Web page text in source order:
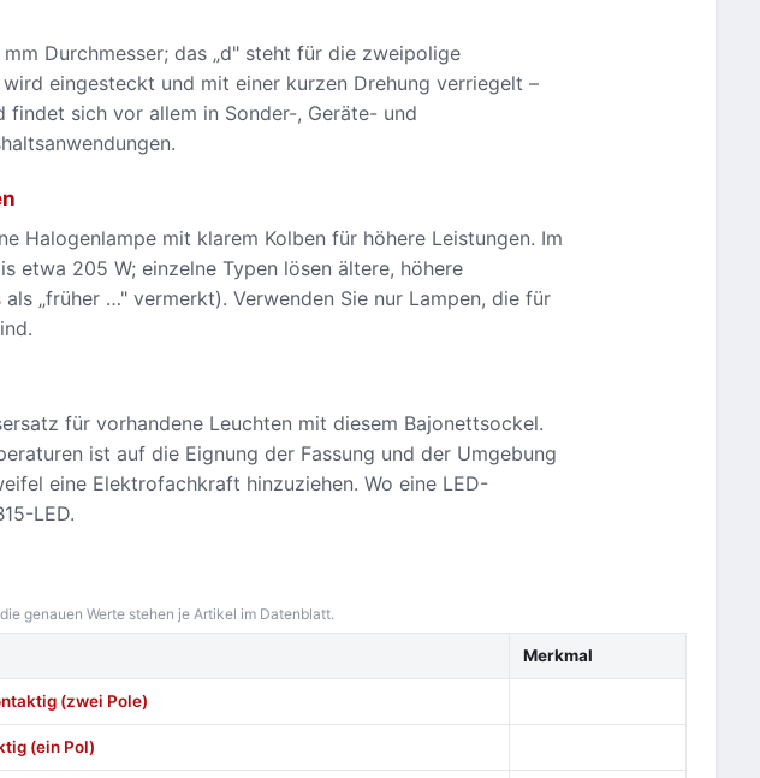
Durchmesser; das „d" steht für die zweipolige
eingesteckt und mit einer kurzen Drehung verriegelt –
findet sich vor allem in Sonder-, Geräte- und
Halogenlampe mit klarem Kolben für höhere Leistungen. Im
etwa 205 W; einzelne Typen lösen ältere, höhere
„früher …" vermerkt). Verwenden Sie nur Lampen, die für
für vorhandene Leuchten mit diesem Bajonettsockel.
ist auf die Eignung der Fassung und der Umgebung
eine Elektrofachkraft hinzuziehen. Wo eine LED-
LED.
genauen Werte stehen je Artikel im Datenblatt.
Merkmal
(zwei Pole)
(ein Pol)